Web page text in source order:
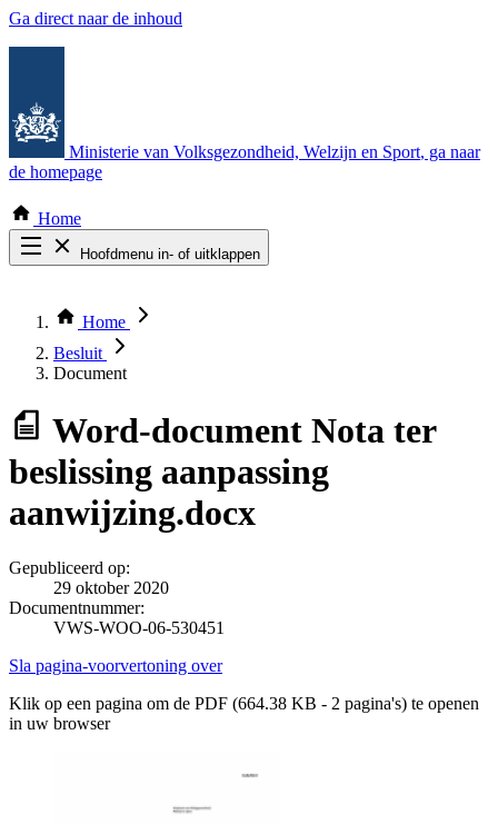
Ga direct naar de inhoud
Ministerie van Volksgezondheid, Welzijn en Sport, ga naar
de homepage
Home
Hoofdmenu in- of uitklappen
Thema COVID-19
Bekijk per bestuursorgaan
Home
Besluit
Document
Word-document Nota ter
beslissing aanpassing
aanwijzing.docx
Gepubliceerd op:
29 oktober 2020
Documentnummer:
VWS-WOO-06-530451
Sla pagina-voorvertoning over
Klik op een pagina om de PDF (664.38 KB - 2 pagina's) te openen
in uw browser